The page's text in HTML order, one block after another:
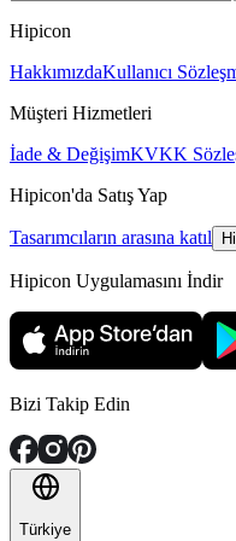
Hipicon
HakkımızdaKullanıcı
Müşteri Hizmetleri
İade & DeğişimKVKK
Hipicon'da Satış Yap
Tasarımcıların arasına katıl
Hipicon Uygulamasını İndir
Bizi Takip Edin
Türkiye